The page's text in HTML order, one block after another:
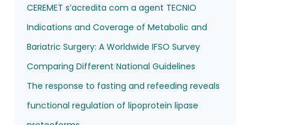
CEREMET s’acredita com a agent TECNIO
Indications and Coverage of Metabolic and
Bariatric Surgery: A Worldwide IFSO Survey
Comparing Different National Guidelines
The response to fasting and refeeding reveals
functional regulation of lipoprotein lipase